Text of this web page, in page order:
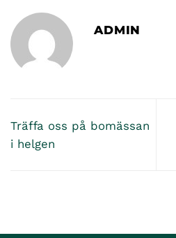
ADMIN
Träffa oss på bomässan
i helgen